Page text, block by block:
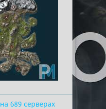
на 689 серверах